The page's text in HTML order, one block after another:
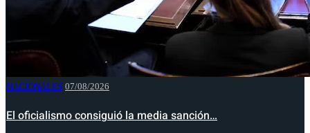
NACIONALES 07/08/2026
El oficialismo consiguió la media sanción…